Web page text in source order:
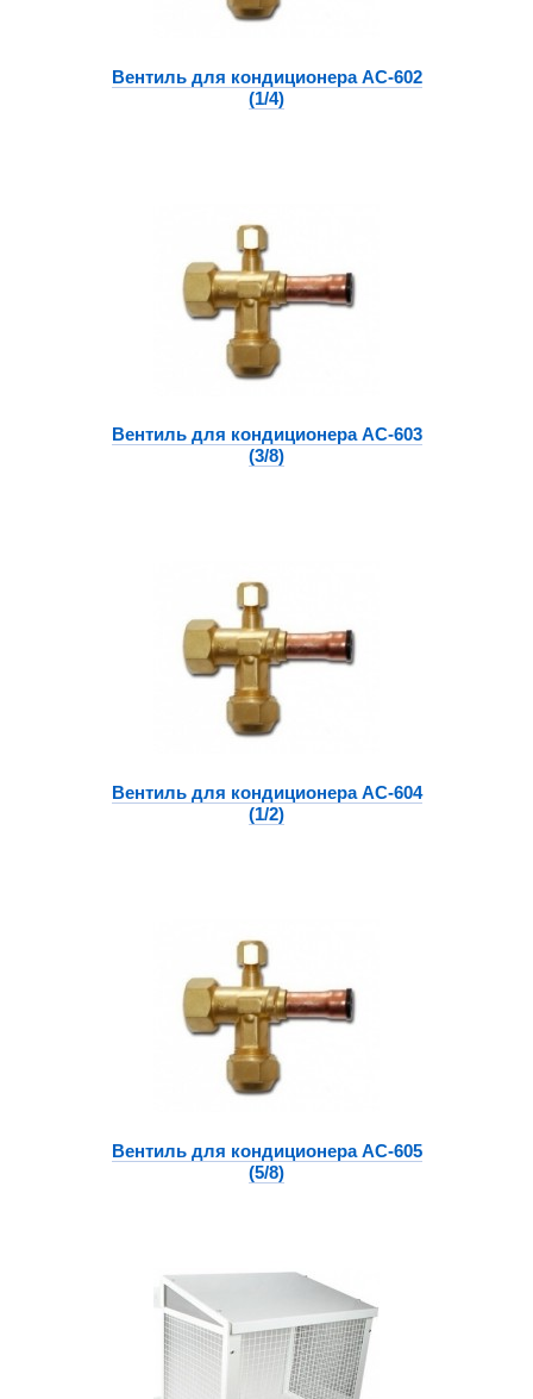
Вентиль для кондиционера АС-602
(1/4)
Вентиль для кондиционера АС-603
(3/8)
Вентиль для кондиционера АС-604
(1/2)
Вентиль для кондиционера АС-605
(5/8)